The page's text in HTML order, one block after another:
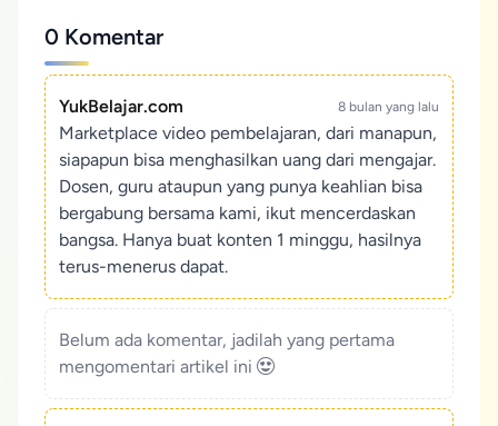
0 Komentar
YukBelajar.com 8 bulan yang lalu
Marketplace video pembelajaran, dari manapun,
siapapun bisa menghasilkan uang dari mengajar.
Dosen, guru ataupun yang punya keahlian bisa
bergabung bersama kami, ikut mencerdaskan
bangsa. Hanya buat konten 1 minggu, hasilnya
terus-menerus dapat.
Belum ada komentar, jadilah yang pertama
mengomentari artikel ini